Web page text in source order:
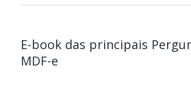
E-book das principais
MDF-e